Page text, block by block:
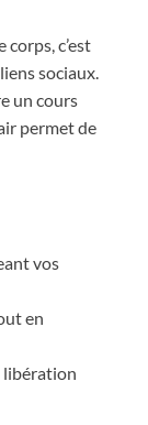
corps, c’est
sociaux.
un cours
permet de
vos
en
libération